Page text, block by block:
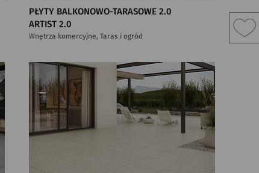
PŁYTY BALKONOWO-TARASOWE 2.0
ARTIST 2.0
Wnętrza komercyjne, Taras i ogród